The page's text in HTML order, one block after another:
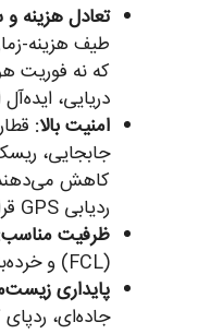
تعادل هزینه
طیف هزینه-
که نه فوریت
دریایی،
امنیت بالا:
جابجایی،
کاهش
ردیابی GPS قرار دارند.
ظرفیت
(FCL) و خرده‌بار (LCL) وجود دارد.
پایداری
جاده‌ای،